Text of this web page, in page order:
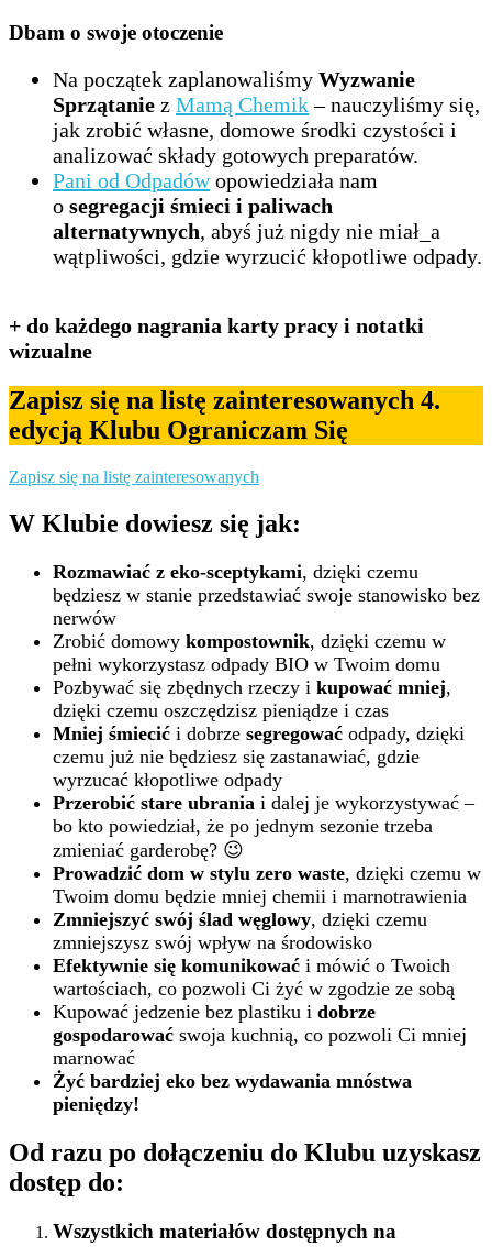
Dbam o swoje otoczenie
Na początek zaplanowaliśmy Wyzwanie
Sprzątanie z Mamą Chemik– nauczyliśmy się,
jak zrobić własne, domowe środki czystości i
analizować składy gotowych preparatów.
Pani od Odpadówopowiedziała nam
o segregacji śmieci i paliwach
alternatywnych, abyś już nigdy nie miał_a
wątpliwości, gdzie wyrzucić kłopotliwe odpady.
+ do każdego nagrania karty pracy i notatki
wizualne
Zapisz się na listę zainteresowanych 4.
edycją Klubu Ograniczam Się
Zapisz się na listę zainteresowanych
W Klubie dowiesz się jak:
Rozmawiać z eko-sceptykami, dzięki czemu
będziesz w stanie przedstawiać swoje stanowisko bez
nerwów
Zrobić domowy kompostownik, dzięki czemu w
pełni wykorzystasz odpady BIO w Twoim domu
Pozbywać się zbędnych rzeczy i kupować mniej,
dzięki czemu oszczędzisz pieniądze i czas
Mniej śmiecić i dobrze segregować odpady, dzięki
czemu już nie będziesz się zastanawiać, gdzie
wyrzucać kłopotliwe odpady
Przerobić stare ubrania i dalej je wykorzystywać –
bo kto powiedział, że po jednym sezonie trzeba
zmieniać garderobę? 😉
Prowadzić dom w stylu zero waste, dzięki czemu w
Twoim domu będzie mniej chemii i marnotrawienia
Zmniejszyć swój ślad węglowy, dzięki czemu
zmniejszysz swój wpływ na środowisko
Efektywnie się komunikować i mówić o Twoich
wartościach, co pozwoli Ci żyć w zgodzie ze sobą
Kupować jedzenie bez plastiku i dobrze
gospodarować swoja kuchnią, co pozwoli Ci mniej
marnować
Żyć bardziej eko bez wydawania mnóstwa
pieniędzy!
Od razu po dołączeniu do Klubu uzyskasz
dostęp do:
Wszystkich materiałów dostępnych na